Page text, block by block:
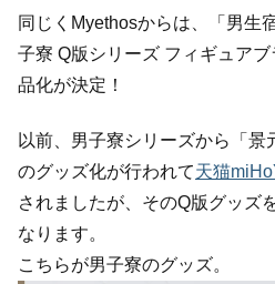
同じくMyethosからは、「男生
子寮 Q版シリーズ フィギュア
品化が決定！
以前、男子寮シリーズから「景
のグッズ化が行われて天猫
されましたが、そのQ版グッズ
なります。
こちらが男子寮のグッズ。